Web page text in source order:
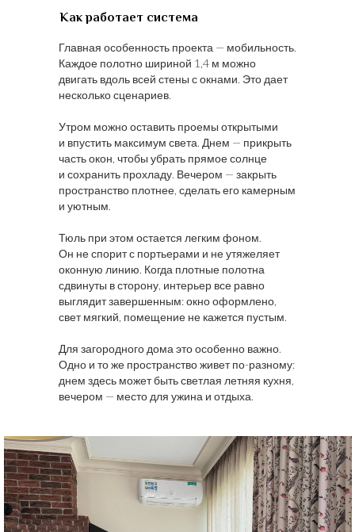
Как работает система
Главная особенность проекта — мобильность.
Каждое полотно шириной 1,4 м можно
двигать вдоль всей стены с окнами. Это дает
несколько сценариев.
Утром можно оставить проемы открытыми
и впустить максимум света. Днем — прикрыть
часть окон, чтобы убрать прямое солнце
и сохранить прохладу. Вечером — закрыть
пространство плотнее, сделать его камерным
и уютным.
Тюль при этом остается легким фоном.
Он не спорит с портьерами и не утяжеляет
оконную линию. Когда плотные полотна
сдвинуты в сторону, интерьер все равно
выглядит завершенным: окно оформлено,
свет мягкий, помещение не кажется пустым.
Для загородного дома это особенно важно.
Одно и то же пространство живет по-разному:
днем здесь может быть светлая летняя кухня,
вечером — место для ужина и отдыха.